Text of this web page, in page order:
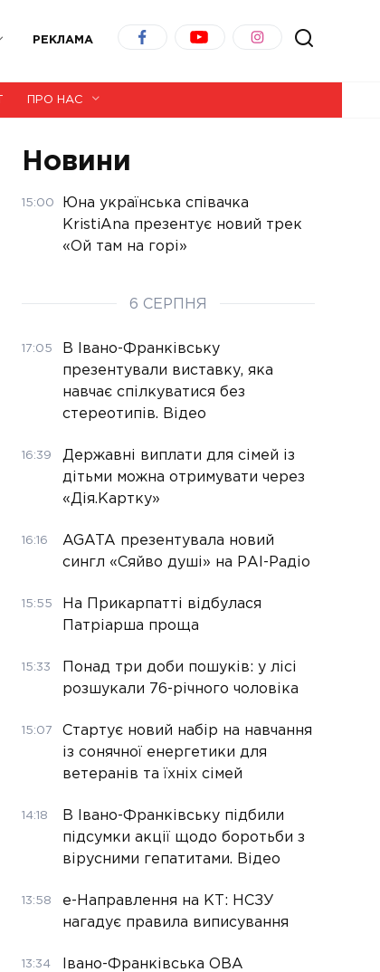
РЕКЛАМА
ПРО НАС
Новини
15:00
Юна українська співачка
KristiAna презентує новий трек
«Ой там на горі»
6 СЕРПНЯ
17:05
В Івано-Франківську
презентували виставку, яка
навчає спілкуватися без
стереотипів. Відео
16:39
Державні виплати для сімей із
дітьми можна отримувати через
«Дія.Картку»
16:16
AGATA презентувала новий
сингл «Сяйво душі» на РАІ-Радіо
15:55
На Прикарпатті відбулася
Патріарша проща
15:33
Понад три доби пошуків: у лісі
розшукали 76-річного чоловіка
15:07
Стартує новий набір на навчання
із сонячної енергетики для
ветеранів та їхніх сімей
14:18
В Івано-Франківську підбили
підсумки акції щодо боротьби з
вірусними гепатитами. Відео
13:58
е-Направлення на КТ: НСЗУ
нагадує правила виписування
13:34
Івано-Франківська ОВА